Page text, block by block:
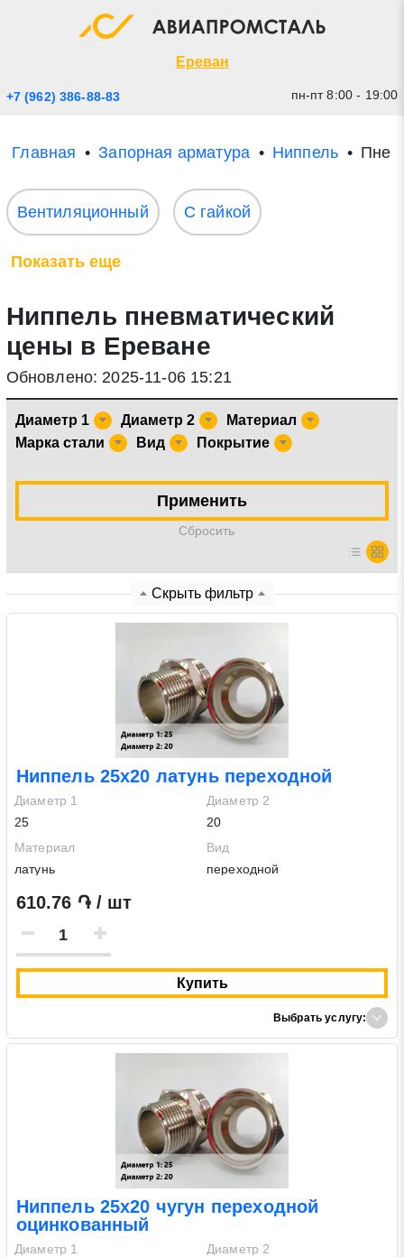
Ереван
+7 (962) 386-88-83 пн-пт 8:00 - 19:00
Главная Запорная арматура Ниппель
Вентиляционный С гайкой
Показать еще
Ниппель пневматический
цены в Ереване
Обновлено: 2025-11-06 15:21
Диаметр 1 Диаметр 2
Материал
Марка стали
Вид Покрытие
Применить
Cбросить
Скрыть фильтр
Ниппель 25х20 латунь переходной
Диаметр 1
25
Диаметр 2
20
Материал
латунь
Вид
переходной
610.76 ֏ / шт
Купить
Выбрать услугу:
Ниппель 25х20 чугун переходной
оцинкованный
Диаметр 1
Диаметр 2
Экспресс заявка
Прикрепить файл (до 20 mb)
Отправить заявку
Нажимая на кнопку «Отправить заявку» Вы даете
соответствии со статьей 9 Федерального закона от 27
июля 2006 г. N 152-ФЗ «О персональных данных», а
также соглашаетесь на информационную рассылку по